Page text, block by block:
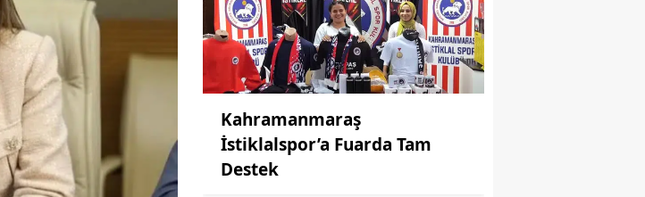
Kahramanmaraş
İstiklalspor’a Fuarda Tam
Destek